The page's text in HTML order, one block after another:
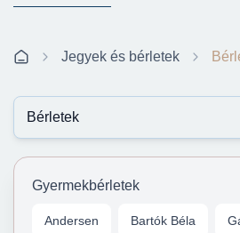
Jegyek és bérletek
Gyermekbérletek
Andersen Bartók Béla